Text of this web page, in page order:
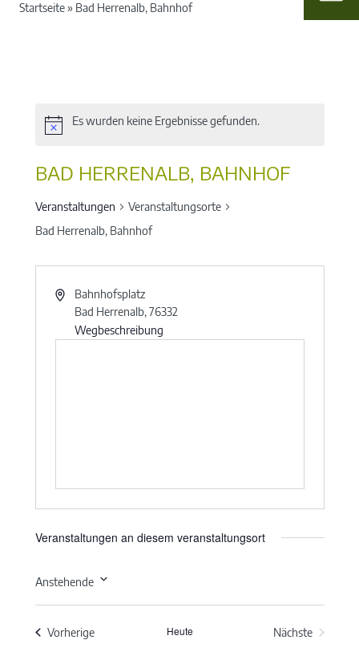
Startseite» Bad Herrenalb, Bahnhof
Es wurden keine Ergebnisse gefunden.
BAD HERRENALB, BAHNHOF
Veranstaltungen
Veranstaltungsorte
Bad Herrenalb, Bahnhof
Bahnhofsplatz
Bad Herrenalb,76332
Wegbeschreibung
Veranstaltungen an diesem veranstaltungsort
Anstehende
VorherigeVeranstaltungenHeute
Nächste